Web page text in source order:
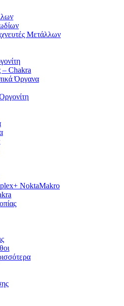
Μετάλλων
– Chakra
Όργανα
NoktaMakro